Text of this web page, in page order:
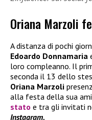
Oriana Marzoli
A distanza di pochi
Edoardo Donnamaria
loro compleanno. Il
seconda il 13 dello
Oriana Marzoli
alla festa della sua
stato e tra gli invitati
Instagram.